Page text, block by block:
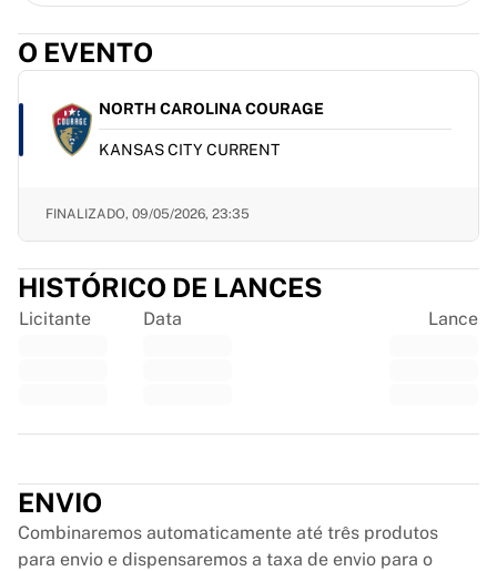
England Cricket
Delhi Capitals
Cricket Ireland
Ver tudo de críquete
Ver tudo de hóquei no gelo
Outro
Autenticação da camisa
O EVENTO
NORTH CAROLINA COURAGE
KANSAS CITY CURRENT
FINALIZADO, 09/05/2026, 23:35
HISTÓRICO DE LANCES
Licitante Data Lance
ENVIO
Combinaremos automaticamente até três produtos
para envio e dispensaremos a taxa de envio para o